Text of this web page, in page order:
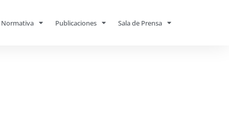
Normativa Publicaciones Sala de Prensa